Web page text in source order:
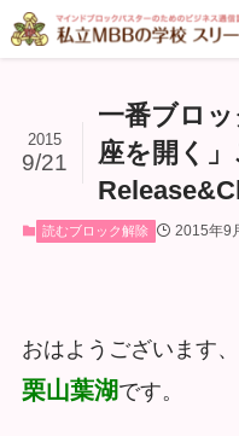
一番ブロ
座を開く
2015
9/21
読むブロック解除 2015年9
おはようございます、
栗山葉湖です。